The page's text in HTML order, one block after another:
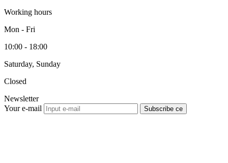
Working hours
Mon - Fri
10:00 - 18:00
Saturday, Sunday
Closed
Newsletter
Your e-mail
Subscribe се